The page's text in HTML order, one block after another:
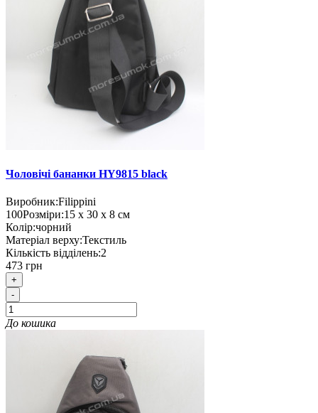
Чоловічі бананки HY9815 black
Виробник:Filippini
100Розміри:15 х 30 х 8 см
Колір:чорний
Матеріал верху:Текстиль
Кількість відділень:2
473 грн
+
-
До кошика